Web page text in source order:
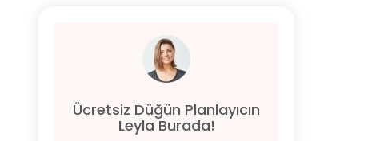
Ücretsiz Düğün Planlayıcın
Leyla Burada!